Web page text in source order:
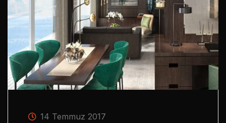
14 Temmuz 2017